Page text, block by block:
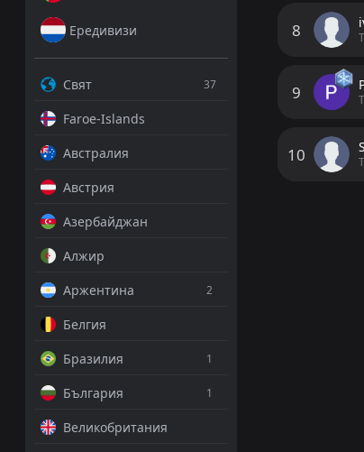
Ередивизи
Свят 37
Faroe-Islands
Австралия
Австрия
Азербайджан
Алжир
Аржентина
2
Белгия
Бразилия
1
България 1
Великобритания
8
9
10